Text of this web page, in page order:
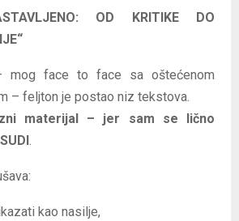
OD KRITIKE DO
mog face to face sa oštećenom
– feljton je postao niz tekstova.
materijal – jer sam se lično
.
kao nasilje,